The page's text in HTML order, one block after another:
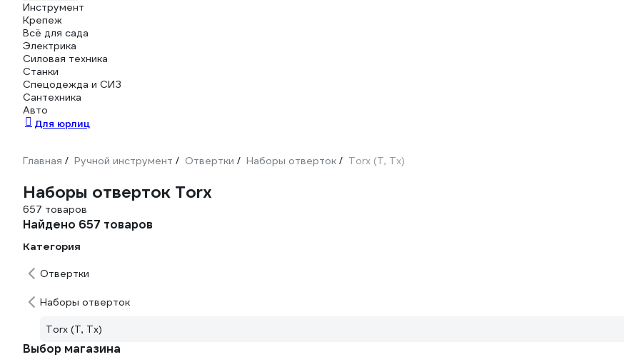
Инструмент
Крепеж
Всё для сада
Электрика
Силовая техника
Станки
Спецодежда и СИЗ
Сантехника
Авто
Для юрлиц
Главная / Ручной инструмент / Отвертки / Наборы отверток / Torx (T, Tx)
Наборы отверток Torx
657 товаров
Найдено 657 товаров
Категория
Отвертки
Наборы отверток
Torx (T, Tx)
Выбор магазина